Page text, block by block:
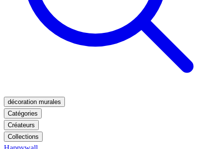
décoration murales
Catégories
Créateurs
Collections